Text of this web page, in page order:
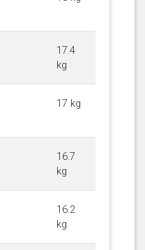
17.4
kg
17 kg
16.7
kg
16.2
kg